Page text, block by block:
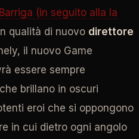
(in seguito alla la
qualità di nuovo direttore
il nuovo Game
essere sempre
brillano in oscuri
eroi che si oppongono
in cui dietro ogni angolo